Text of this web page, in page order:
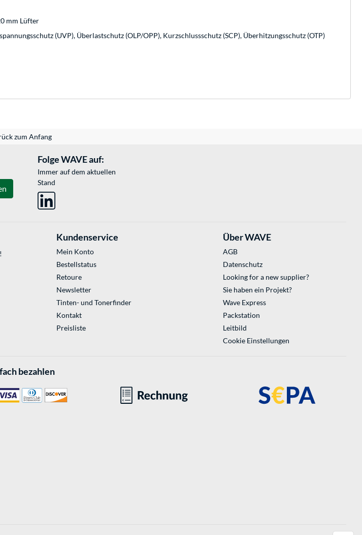
mm Lüfter
(UVP), Überlastschutz (OLP/OPP), Kurzschlussschutz (SCP), Überhitzungsschutz (OTP)
zum Anfang
Folge WAVE auf:
Immer auf dem aktuellen
Stand
Kundenservice
Mein Konto
Bestellstatus
Retoure
Newsletter
Tinten- und Tonerfinder
Kontakt
Preisliste
Über WAVE
AGB
Datenschutz
Looking for a new supplier?
Sie haben ein Projekt?
Wave Express
Packstation
Leitbild
Cookie Einstellungen
bezahlen